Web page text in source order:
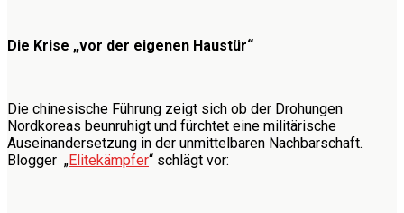
Die Krise „vor der eigenen Haustür“
Die chinesische Führung zeigt sich ob der Drohungen
Nordkoreas beunruhigt und fürchtet eine militärische
Auseinandersetzung in der unmittelbaren Nachbarschaft.
Blogger „Elitekämpfer“ schlägt vor: